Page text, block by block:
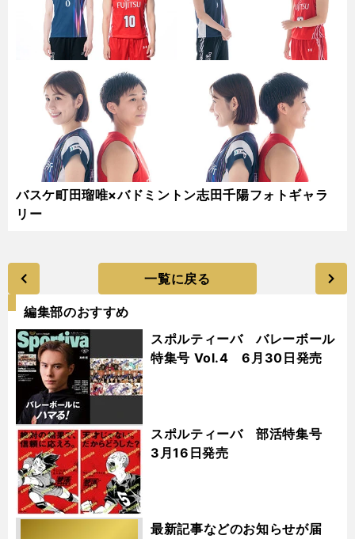
バスケ町田瑠唯×バドミントン志田千陽フォトギャラ
リー
一覧に戻る
編集部のおすすめ
スポルティーバ バレーボール
特集号 Vol.4 6月30日発売
スポルティーバ 部活特集号
3月16日発売
最新記事などのお知らせが届